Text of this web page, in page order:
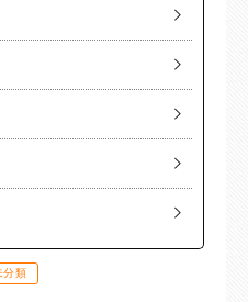
分類